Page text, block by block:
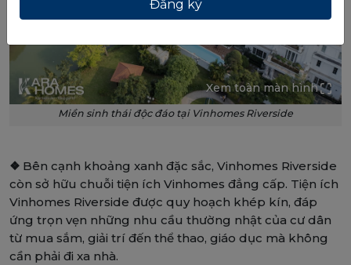
Xem toàn màn hình
Miền sinh thái độc đáo tại Vinhomes Riverside
❖ Bên cạnh khoảng xanh đặc sắc, Vinhomes Riverside
còn sở hữu chuỗi tiện ích Vinhomes đẳng cấp. Tiện ích
Vinhomes Riverside được quy hoạch khép kín, đáp
ứng trọn vẹn những nhu cầu thường nhật của cư dân
từ mua sắm, giải trí đến thể thao, giáo dục mà không
cần phải đi xa nhà.